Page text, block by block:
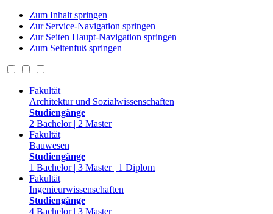
Zum Inhalt springen
Zur Service-Navigation springen
Zur Seiten Haupt-Navigation springen
Zum Seitenfuß springen
Fakultät
Architektur und Sozialwissenschaften
Studiengänge
2 Bachelor | 2 Master
Fakultät
Bauwesen
Studiengänge
1 Bachelor | 3 Master | 1 Diplom
Fakultät
Ingenieurwissenschaften
Studiengänge
4 Bachelor | 3 Master